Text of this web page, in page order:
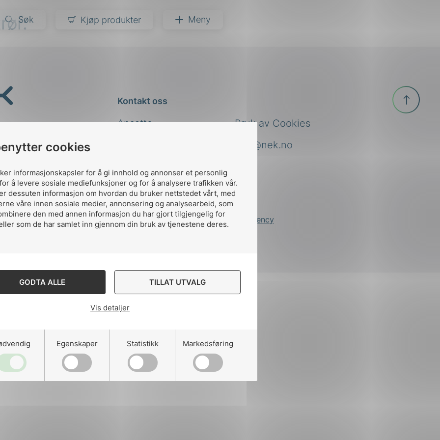
cookies
informasjonskapsler for å gi innhold og annonser et personlig
å levere sosiale mediefunksjoner og for å analysere trafikken vår.
dessuten informasjon om hvordan du bruker nettstedet vårt, med
våre innen sosiale medier, annonsering og analysearbeid, som
den med annen informasjon du har gjort tilgjengelig for
som de har samlet inn gjennom din bruk av tjenestene deres.
GODTA ALLE TILLAT UTVALG
Vis detaljer
Egenskaper Statistikk Markedsføring
Søk Kjøp produkter Meny
Kontakt oss
Ansatte
nek@nek.no
Bruk av Cookies
Designed and developed by Stem Agency
Til
toppen